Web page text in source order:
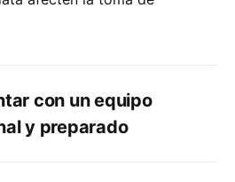
con un equipo
y preparado